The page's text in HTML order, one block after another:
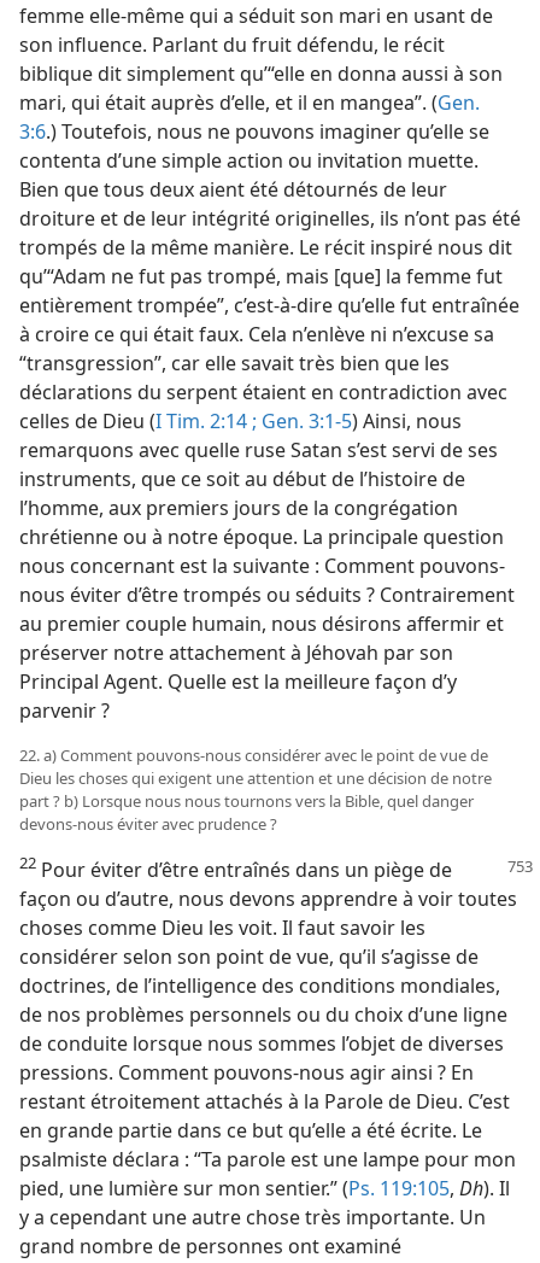
femme elle-​même qui a séduit son mari en usant de
son influence. Parlant du fruit défendu, le récit
biblique dit simplement qu’“elle en donna aussi à son
mari, qui était auprès d’elle, et il en mangea”. (Gen.
3:6.) Toutefois, nous ne pouvons imaginer qu’elle se
contenta d’une simple action ou invitation muette.
Bien que tous deux aient été détournés de leur
droiture et de leur intégrité originelles, ils n’ont pas été
trompés de la même manière. Le récit inspiré nous dit
qu’“Adam ne fut pas trompé, mais [que] la femme fut
entièrement trompée”, c’est-à-dire qu’elle fut entraînée
à croire ce qui était faux. Cela n’enlève ni n’excuse sa
“transgression”, car elle savait très bien que les
déclarations du serpent étaient en contradiction avec
celles de Dieu (I Tim. 2:14 ; Gen. 3:1-5) Ainsi, nous
remarquons avec quelle ruse Satan s’est servi de ses
instruments, que ce soit au début de l’histoire de
l’homme, aux premiers jours de la congrégation
chrétienne ou à notre époque. La principale question
nous concernant est la suivante : Comment pouvons-​
nous éviter d’être trompés ou séduits ? Contrairement
au premier couple humain, nous désirons affermir et
préserver notre attachement à Jéhovah par son
Principal Agent. Quelle est la meilleure façon d’y
parvenir ?
22. a) Comment pouvons-​nous considérer avec le point de vue de
Dieu les choses qui exigent une attention et une décision de notre
part ? b) Lorsque nous nous tournons vers la Bible, quel danger
devons-​nous éviter avec prudence ?
22 Pour éviter d’être entraînés dans un piège de
façon ou d’autre, nous devons apprendre à voir toutes
choses comme Dieu les voit. Il faut savoir les
considérer selon son point de vue, qu’il s’agisse de
doctrines, de l’intelligence des conditions mondiales,
de nos problèmes personnels ou du choix d’une ligne
de conduite lorsque nous sommes l’objet de diverses
pressions. Comment pouvons-​nous agir ainsi ? En
restant étroitement attachés à la Parole de Dieu. C’est
en grande partie dans ce but qu’elle a été écrite. Le
psalmiste déclara : “Ta parole est une lampe pour mon
pied, une lumière sur mon sentier.” (Ps. 119:105, Dh). Il
y a cependant une autre chose très importante. Un
grand nombre de personnes ont examiné